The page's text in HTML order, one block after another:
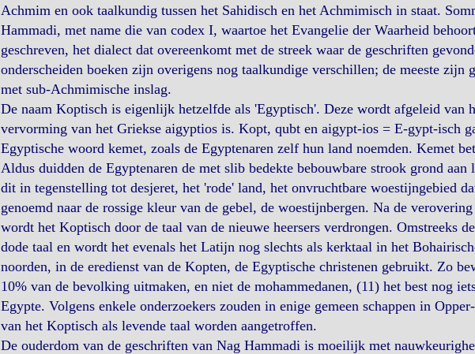
Achmim en ook taalkundig tussen het Sahidisch en het Achmimisch in staat.
Hammadi, met name die van codex I, waartoe het Evangelie der Waarheid
geschreven, het dialect dat overeenkomt met de streek waar de geschriften
onderscheiden boeken zijn overigens nog taalkundige verschillen; de meeste zijn
met sub-Achmimische inslag.
De naam Koptisch is eigenlijk hetzelfde als 'Egyptisch'. Deze wordt afgeleid van
vervorming van het Griekse aigyptios is. Kopt, qubt en aigypt-ios = E-gypt-isch
Egyptische woord kemet, zoals de Egyptenaren zelf hun land noemden. Kemet
Aldus duidden de Egyptenaren de met slib bedekte bebouwbare strook grond aan
dit in tegenstelling tot desjeret, het 'rode' land, het onvruchtbare woestijngebied
genoemd naar de rossige kleur van de gebel, de woestijnbergen. Na de
wordt het Koptisch door de taal van de nieuwe heersers verdrongen. Omstreeks
dode taal en wordt het evenals het Latijn nog slechts als kerktaal in het
noorden, in de eredienst van de Kopten, de Egyptische christenen gebruikt. Zo
10% van de bevolking uitmaken, en niet de mohammedanen, (11) het best nog
Egypte. Volgens enkele onderzoekers zouden in enige gemeen schappen in
van het Koptisch als levende taal worden aangetroffen.
De ouderdom van de geschriften van Nag Hammadi is moeilijk met